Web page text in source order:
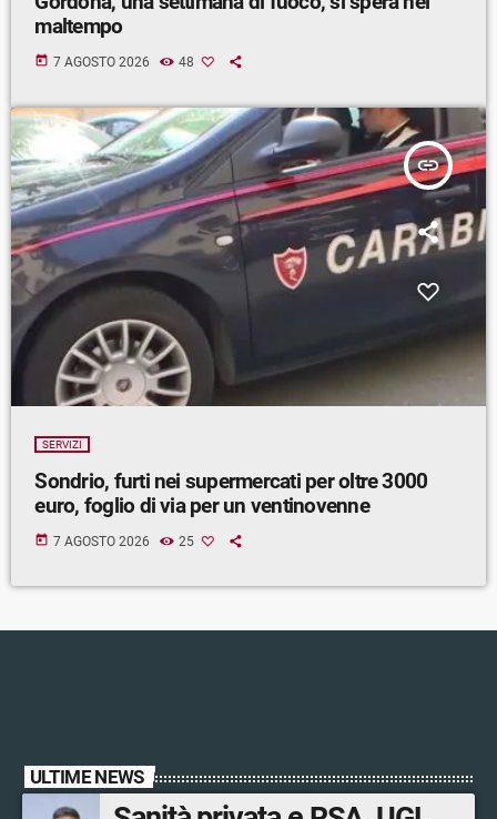
maltempo
today 7 AGOSTO 2026 48
insert_link
SERVIZI
Sondrio, furti nei supermercati per oltre 3000
euro, foglio di via per un ventinovenne
today 7 AGOSTO 2026 25
ULTIME NEWS